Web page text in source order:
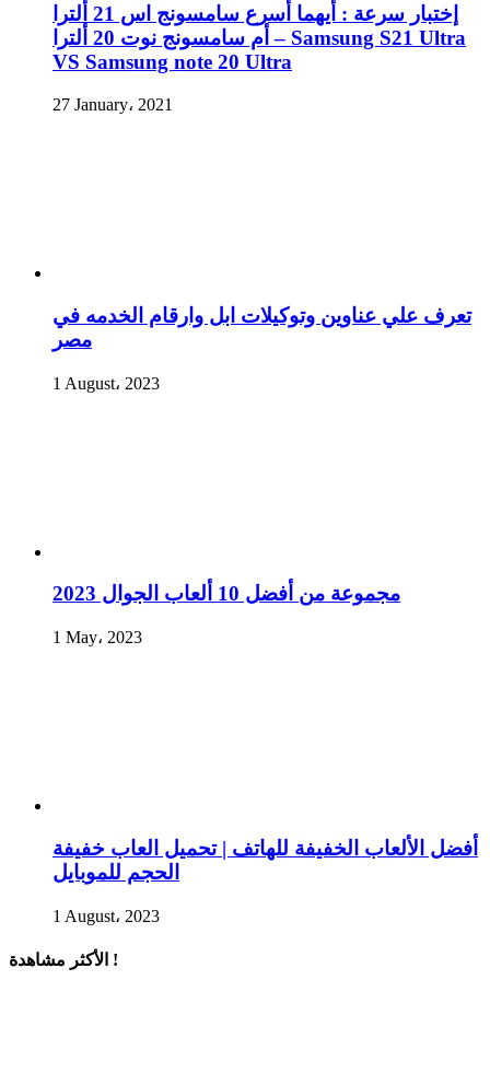
إختبار سرعة : أيهما أسرع سامسونج اس 21 ألترا
أم سامسونج نوت 20 ألترا – Samsung S21 Ultra
VS Samsung note 20 Ultra
27 January، 2021
تعرف علي عناوين وتوكيلات ابل وارقام الخدمه في
مصر
1 August، 2023
مجموعة من أفضل 10 ألعاب الجوال 2023
1 May، 2023
أفضل الألعاب الخفيفة للهاتف | تحميل العاب خفيفة
الحجم للموبايل
1 August، 2023
الأكثر مشاهدة !